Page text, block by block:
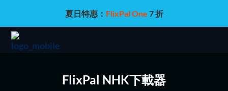
夏日特惠： FlixPal One 7 折
FlixPal NHK下載器